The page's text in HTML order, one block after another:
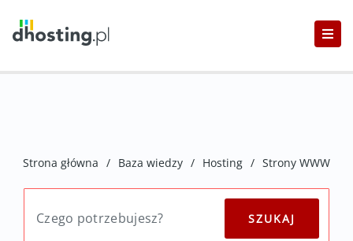
Strona główna / Baza wiedzy / Hosting / Strony WWW